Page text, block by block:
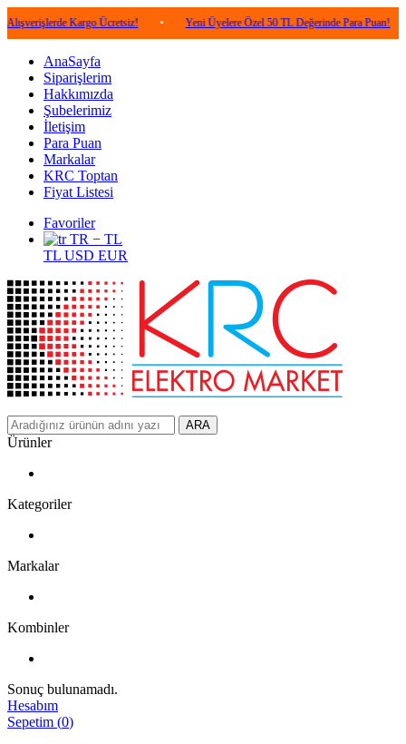
Kargo Ücretsiz! • Yeni Üyelere Özel 50 TL Değerinde Para Puan! •
AnaSayfa
Siparişlerim
Hakkımızda
Şubelerimiz
İletişim
Para Puan
Markalar
KRC Toptan
Fiyat Listesi
Favoriler
TR − TL
TL USD EUR
ARA
Ürünler
Kategoriler
Markalar
Kombinler
Sonuç bulunamadı.
Hesabım
Sepetim (0)